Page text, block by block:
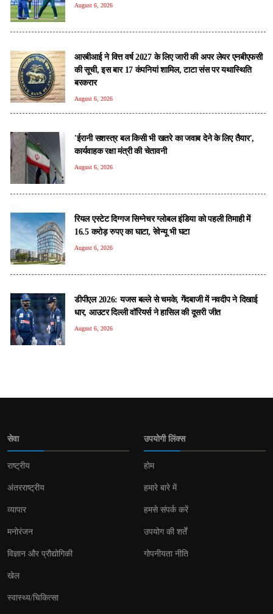
August 6, 2026
आरबीआई ने वित्त वर्ष 2027 के लिए जारी की अपर लेयर एनबीएफसी
की सूची, इस बार 17 कंपनियां शामिल, टाटा संस पर यथास्थिति
बरकरार
August 6, 2026
'ईरानी सशस्त्र बल किसी भी खतरे का जवाब देने के लिए तैयार',
कार्यवाहक रक्षा मंत्री की चेतावनी
August 6, 2026
रियल एस्टेट दिग्गज सिग्नेचर ग्लोबल इंडिया को पहली तिमाही में
16.5 करोड़ रुपए का घाटा, रेवेन्यू भी घटा
August 6, 2026
डीपीएल 2026: यजस बल्ले से चमके, गेंदबाजी में नवदीप ने दिखाई
धार, आउटर दिल्ली वॉरियर्स ने हासिल की दूसरी जीत
August 6, 2026
सेवा
राष्ट्रीय
अंतरराष्ट्रीय
व्यापार
मनोरंजन
विज्ञान और प्रौद्योगिकी
खेल
स्वास्थ्य/चिकित्सा
उपयोगी लिंक्स
होम
हमारे बारे में
हमसे संपर्क करें
उपयोग की शर्तें
गोपनीयता नीति